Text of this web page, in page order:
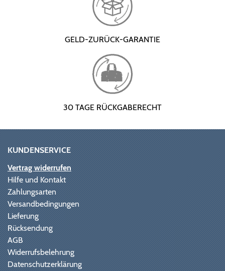
GELD-ZURÜCK-GARANTIE
30 TAGE RÜCKGABERECHT
KUNDENSERVICE
Vertrag widerrufen
Hilfe und Kontakt
Zahlungsarten
Versandbedingungen
Lieferung
Rücksendung
AGB
Widerrufsbelehrung
Datenschutzerklärung